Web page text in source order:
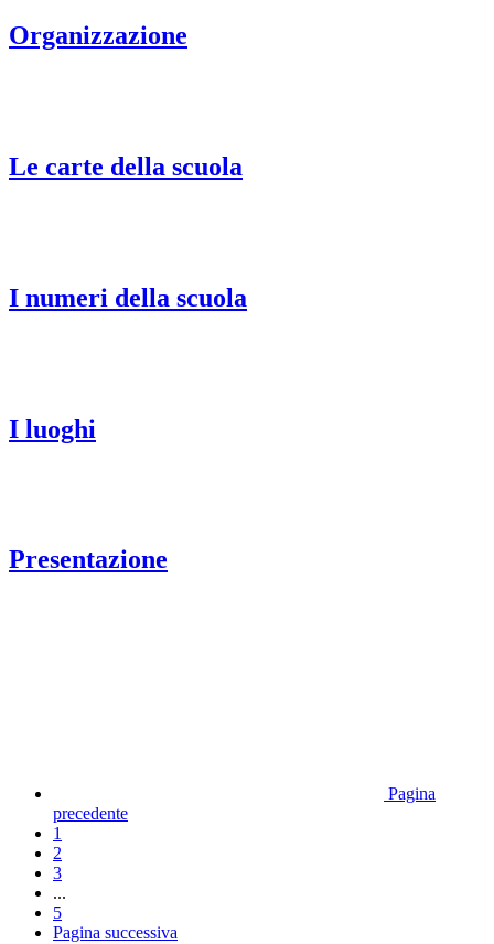
Organizzazione
Le carte della scuola
I numeri della scuola
I luoghi
Presentazione
Pagina
precedente
1
2
3
...
5
Pagina successiva